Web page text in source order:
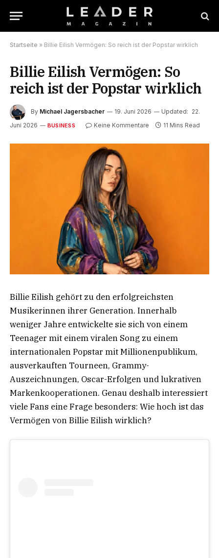
Startseite » Billie Eilish Vermögen: So reich ist der Popstar wirklich
Billie Eilish Vermögen: So
reich ist der Popstar wirklich
By Michael Jagersbacher 19. Juni 2026 Updated: 22.
Juni 2026
BUSINESS Keine Kommentare 11 Mins Read
Billie Eilish gehört zu den erfolgreichsten
Musikerinnen ihrer Generation. Innerhalb
weniger Jahre entwickelte sie sich von einem
Teenager mit einem viralen Song zu einem
internationalen Popstar mit Millionenpublikum,
ausverkauften Tourneen, Grammy-
Auszeichnungen, Oscar-Erfolgen und lukrativen
Markenkooperationen. Genau deshalb interessiert
viele Fans eine Frage besonders: Wie hoch ist das
Vermögen von Billie Eilish wirklich?